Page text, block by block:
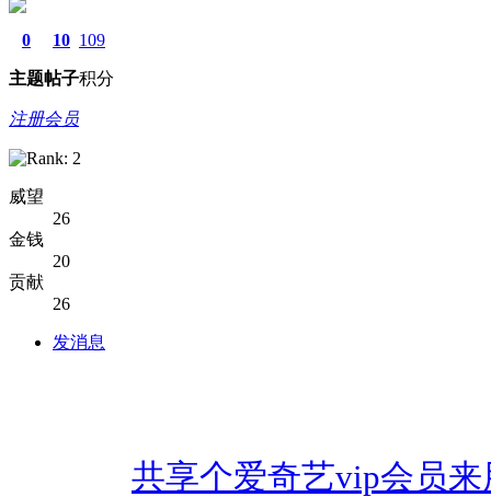
0
主题
10
帖子
109
积分
注册会员
威望
26
金钱
20
贡献
26
发消息
共享个爱奇艺vip会员来